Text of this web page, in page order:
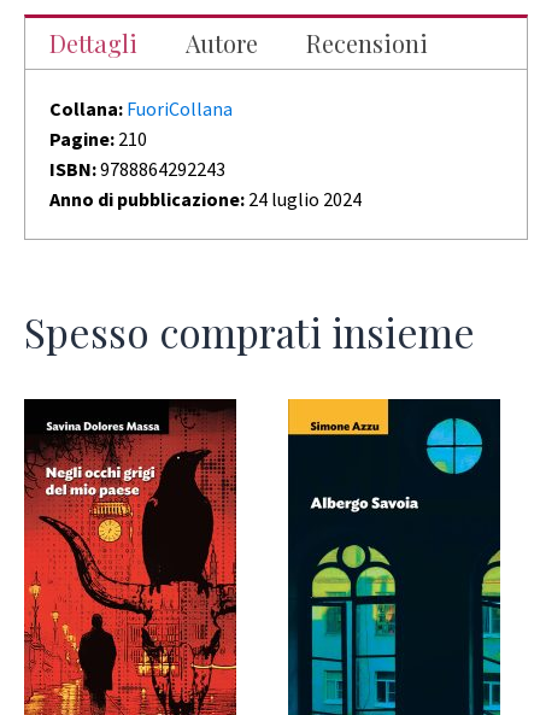
Dettagli Autore Recensioni
Collana: FuoriCollana
Pagine: 210
ISBN:9788864292243
Anno di pubblicazione: 24 luglio 2024
Spesso comprati insieme